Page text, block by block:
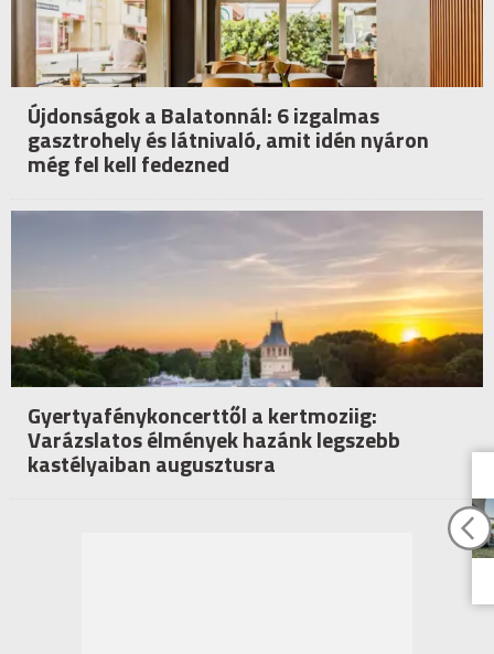
Újdonságok a Balatonnál: 6 izgalmas
gasztrohely és látnivaló, amit idén nyáron
még fel kell fedezned
Gyertyafénykoncerttől a kertmoziig:
Varázslatos élmények hazánk legszebb
kastélyaiban augusztusra